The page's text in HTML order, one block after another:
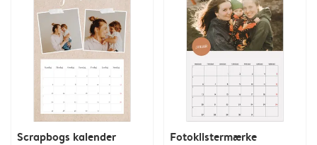
Scrapbogs kalender Fotoklistermærke